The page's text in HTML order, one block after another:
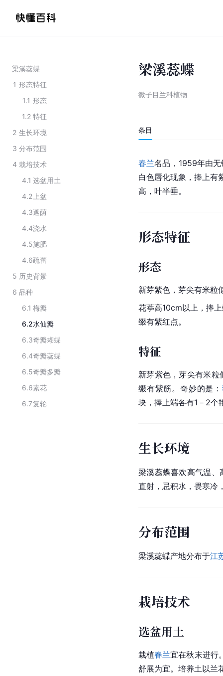
梁溪蕊蝶
1 形态特征
1.1 形态
1.2 特征
2 生长环境
3 分布范围
4 栽培技术
4.1 选盆用土
4.2 上盆
4.3遮荫
4.4浇水
4.5施肥
4.6疏蕾
5 历史背景
6 品种
6.1 梅瓣
6.2水仙瓣
6.3奇瓣蝴蝶
6.4奇瓣蕊蝶
6.5奇瓣多瓣
6.6素花
6.7复轮
梁溪蕊蝶
微子目兰科植物
条目
春兰名品，1959年由
白色唇化现象，捧上有
高，叶半垂。
形态特征
形态
新芽紫色，芽尖有米
花葶高10cm以上，捧
缀有紫红点。
特征
新芽紫色，芽尖有米
缀有紫筋。奇妙的是：
块，捧上端各有1－2个
生长环境
梁溪蕊蝶喜欢高气温、
直射，忌积水，畏寒
分布范围
梁溪蕊蝶产地分布于江
栽培技术
选盆用土
栽植春兰宜在秋末进行
舒展为宜。培养土以兰